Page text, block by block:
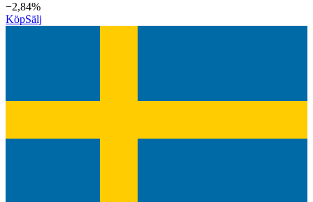
−2,84%
KöpSälj